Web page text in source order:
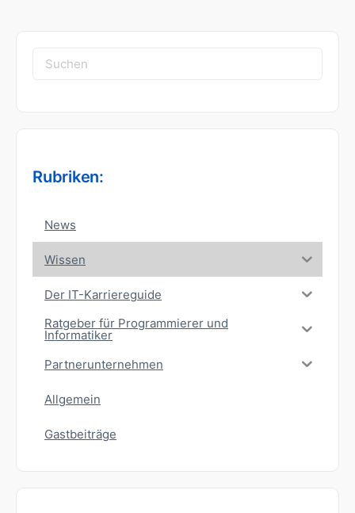
Suchen
nach:
Rubriken:
News
Wissen
Der IT-Karriereguide
Ratgeber für Programmierer und
Informatiker
Partnerunternehmen
Allgemein
Gastbeiträge